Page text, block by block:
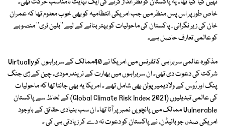
خاص طور پر اس پس منظر میں جب امریکی انتظامیہ کو بھی خوب معلوم تھا کہ عمران
خان کی زیر نگرانی ، پاکستان کی ماحولیات کو بہتر بنانے کے لیے ''بلین ٹری'' منصوبے
کو عالمی تعارف حاصل ہے۔
مذکورہ عالمی سربراہی کانفرنس میں امریکا نے 40ممالک کے سربراہوں کوVirtually
شرکت کی دعوت دی تھی۔ ان سربراہوں میں بھارت کے نریندر مودی، چین کے ژی جنگ
پنگ اور رُوس کے ولادیمیر پوٹن بھی شامل تھے ۔ امریکا یہ بھی جانتا تھا کہ ماحولیات
کی عالمی تبدیلیوں (Global Climate Risk Index 2021) کے لحاظ سے پاکستان
Vulnerable ممالک میں پانچویں نمبر پر آتا تھا۔ ان سب بنیادی حقائق کے باوجود
امریکی صدر، جو بائیڈن، نے پاکستان کو دعوت نہ دے کر زیادتی ہی کی ۔